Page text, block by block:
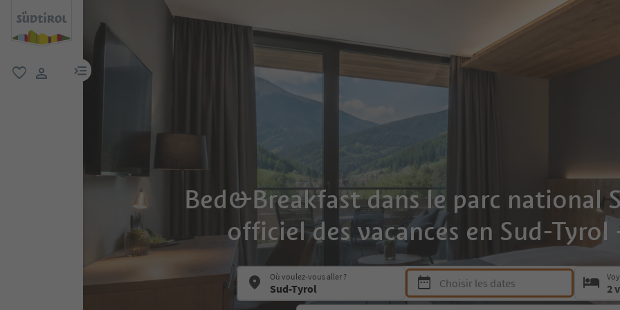
lien menu
Bed&Breakfast dans le parc national
officiel des vacances en Sud-
Où voulez-vous aller ? Choisir les dates
Press Space or Enter to open the date picker
2